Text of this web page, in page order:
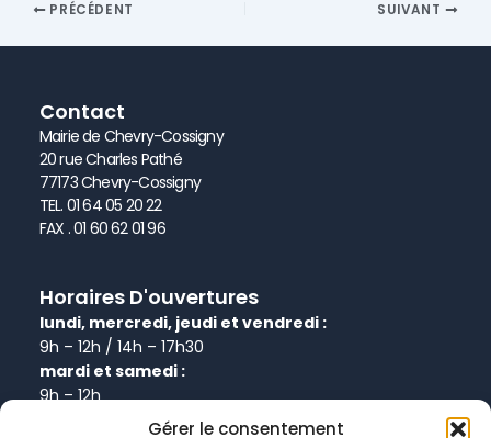
Gérer le consentement
PRÉCÉDENT SUIVANT
Contact
Mairie de Chevry-Cossigny
20 rue Charles Pathé
77173 Chevry-Cossigny
TEL. 01 64 05 20 22
FAX . 01 60 62 01 96
Horaires D'ouvertures
lundi, mercredi, jeudi et vendredi :
9h – 12h / 14h – 17h30
mardi et samedi :
9h – 12h